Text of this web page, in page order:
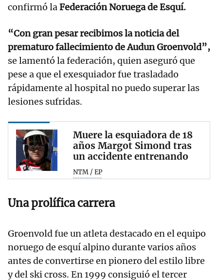
confirmó laFederación Noruega de Esquí.
“Con gran pesar recibimos la noticia del
prematuro fallecimiento de Audun Groenvold”,
se lamentó la federación, quien aseguró que
pese a que el exesquiador fue trasladado
rápidamente al hospital no puedo superar las
lesiones sufridas.
Muere la esquiadora de 18
años Margot Simond tras
un accidente entrenando
NTM / EP
Una prolífica carrera
Groenvold fue un atleta destacado en el equipo
noruego de esquí alpino durante varios años
antes de convertirse en pionero del estilo libre
y del ski cross. En 1999 consiguió el tercer